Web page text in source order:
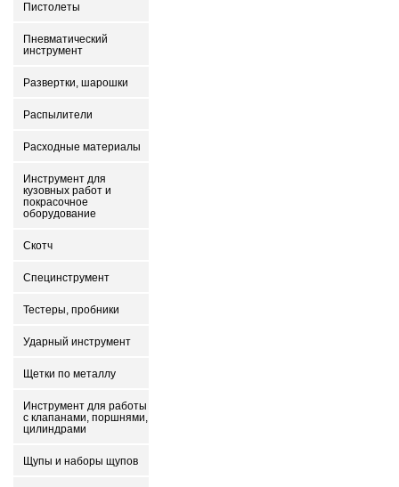
Пистолеты
Пневматический
инструмент
Развертки, шарошки
Распылители
Расходные материалы
Инструмент для
кузовных работ и
покрасочное
оборудование
Скотч
Специнструмент
Тестеры, пробники
Ударный инструмент
Щетки по металлу
Инструмент для работы
с клапанами, поршнями,
цилиндрами
Щупы и наборы щупов